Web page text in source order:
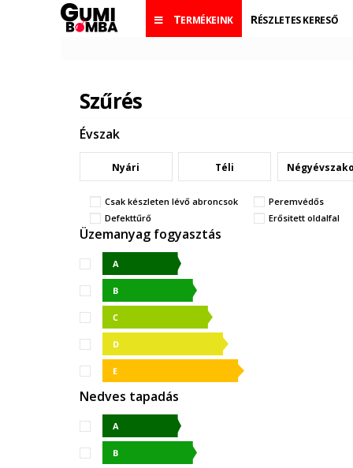
TERMÉKEINK RÉSZLETES KERESŐ
Szűrés
Évszak
Nyári Téli
Csak készleten lévő abroncsok
Peremvédős
Defekttűrő
Erősitett oldalfal
Üzemanyag fogyasztás
Nedves tapadás